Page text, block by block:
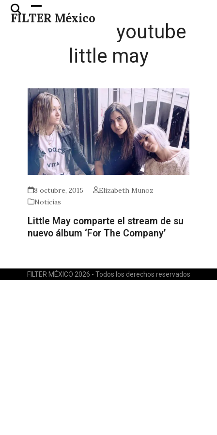
Skip
FILTER México
Open
mobile
Close
mobile
youtube
little may
8 octubre, 2015
Elizabeth Munoz
Noticias
Little May comparte el stream de su
nuevo álbum ‘For The Company’
FILTER MÉXICO 2026 - Todos los derechos reservados